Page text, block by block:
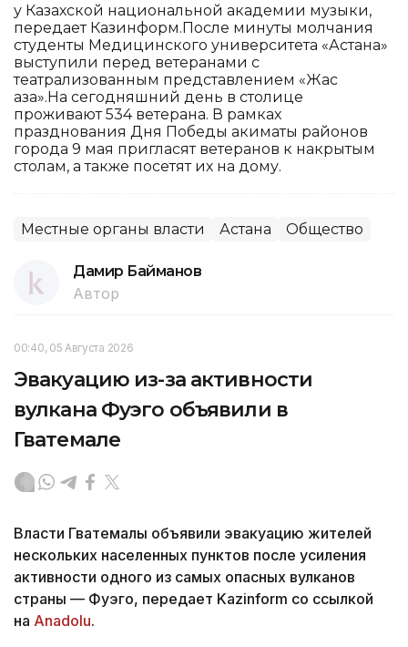
у Казахской национальной академии музыки,
передает Казинформ.После минуты молчания
студенты Медицинского университета «Астана»
выступили перед ветеранами с
театрализованным представлением «Жас
қазақ».На сегодняшний день в столице
проживают 534 ветерана. В рамках
празднования Дня Победы акиматы районов
города 9 мая пригласят ветеранов к накрытым
столам, а также посетят их на дому.
Местные органы власти Астана Общество
Дамир Байманов
Автор
00:40, 05 Августа 2026
Эвакуацию из-за активности
вулкана Фуэго объявили в
Гватемале
Власти Гватемалы объявили эвакуацию жителей
нескольких населенных пунктов после усиления
активности одного из самых опасных вулканов
страны — Фуэго, передает Kazinform со ссылкой
на Anadolu.